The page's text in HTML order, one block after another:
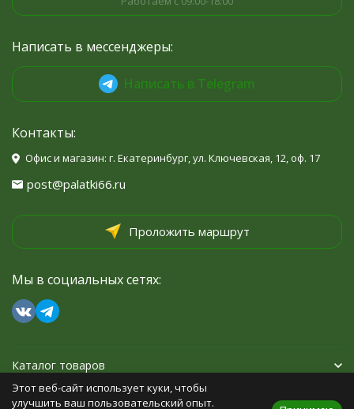
Написать в мессенджеры:
Написать в Telegram
Контакты:
Офис и магазин: г. Екатеринбург, ул. Ключевская, 12, оф. 17
post@palatki66.ru
Проложить маршрут
Мы в социальных сетях:
Каталог товаров
Помощь
Этот веб-сайт использует куки, чтобы
улучшить ваш пользовательский опыт.